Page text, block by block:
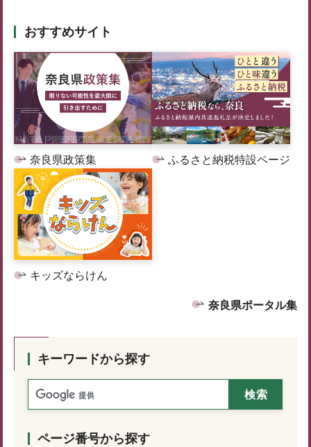
おすすめサイト
奈良県政策集 ふるさと納税特設ページ
キッズならけん
奈良県ポータル集
キーワードから探す
ページ番号から探す